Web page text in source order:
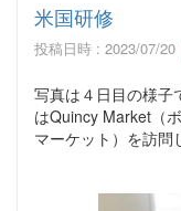
米国研修
投稿日時 : 2023/07/20
写真は４日目の様子
はQuincy Market（
マーケット）を訪問